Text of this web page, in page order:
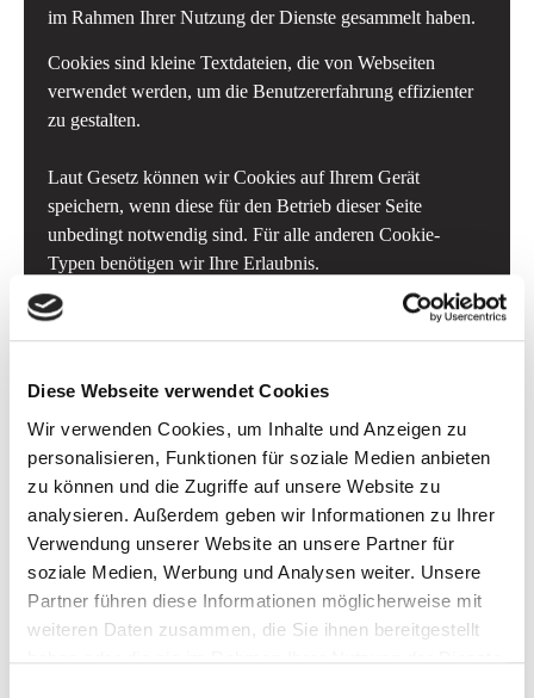
Diese Webseite verwendet Cookies
Wir verwenden Cookies, um Inhalte und Anzeigen zu
personalisieren, Funktionen für soziale Medien anbieten
zu können und die Zugriffe auf unsere Website zu
analysieren. Außerdem geben wir Informationen zu Ihrer
Verwendung unserer Website an unsere Partner für
soziale Medien, Werbung und Analysen weiter. Unsere
Partner führen diese Informationen möglicherweise mit
weiteren Daten zusammen, die Sie ihnen bereitgestellt
im Rahmen Ihrer Nutzung der Dienste gesammelt haben.
Cookies sind kleine Textdateien, die von Webseiten
verwendet werden, um die Benutzererfahrung effizienter
zu gestalten.
Laut Gesetz können wir Cookies auf Ihrem Gerät
speichern, wenn diese für den Betrieb dieser Seite
unbedingt notwendig sind. Für alle anderen Cookie-
Typen benötigen wir Ihre Erlaubnis.
Diese Seite verwendet unterschiedliche Cookie-Typen.
Sie können Ihre Einwilligung jederzeit von der Cookie-
Erklärung auf unserer Website ändern oder widerrufen.
Erfahren Sie in unserer Datenschutzrichtlinie mehr
darüber, wer wir sind, wie Sie uns kontaktieren können
und wie wir personenbezogene Daten verarbeiten.
Bitte geben Sie Ihre Einwilligungs-ID und das Datum an,